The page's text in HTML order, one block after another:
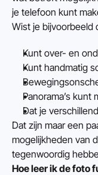
je telefoon kunt
Wist je bijvoorbeeld
Kunt over- en
Kunt handmatig
Panorama’s
Dat je
Dat zijn maar een
mogelijkheden van
tegenwoordig
Hoe leer ik de foto